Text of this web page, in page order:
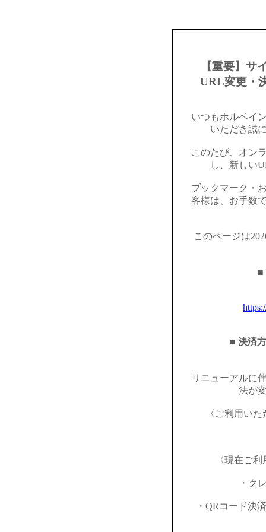
【重要】サ
URL変更・
いつもホルベイ
いただき誠
このたび、オン
し、新しい
ブックマーク・
客様は、お手数
このページは
■
■ 決済
リニューアルに
法が
〈ご利用い
〈現在ご
・ク
・QRコード決